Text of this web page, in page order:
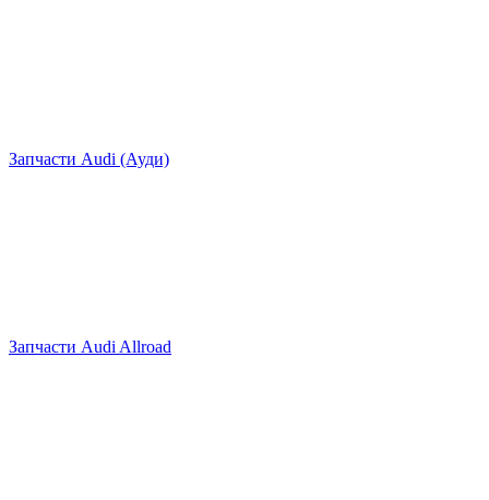
Запчасти Audi (Ауди)
Запчасти Audi Allroad